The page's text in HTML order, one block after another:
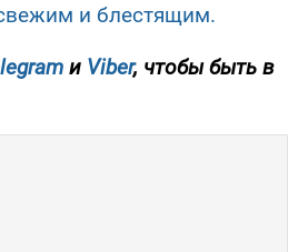
свежим и блестящим.
и Viber, чтобы быть в